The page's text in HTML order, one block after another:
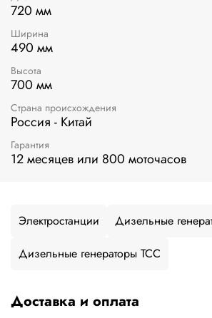
720 мм
Ширина
490 мм
Высота
700 мм
Страна происхождения
Россия - Китай
Гарантия
12 месяцев или 800 моточасов
Электростанции
Дизельные
Дизельные генераторы ТСС
Доставка и оплата